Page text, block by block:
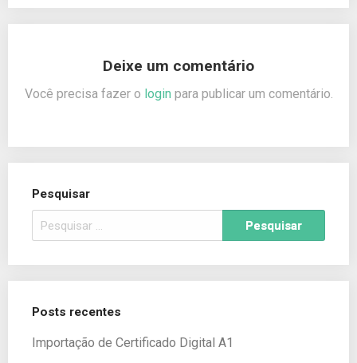
Deixe um comentário
Você precisa fazer o login para publicar um comentário.
Pesquisar
Posts recentes
Importação de Certificado Digital A1